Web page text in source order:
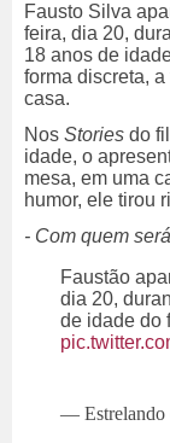
Fausto Silva
feira, dia 20,
18 anos de
forma discreta,
casa.
Nos Stories do
idade, o
mesa, em uma
humor, ele tirou
- Com quem
Faustão
dia 20,
de idade do
— Estrelando